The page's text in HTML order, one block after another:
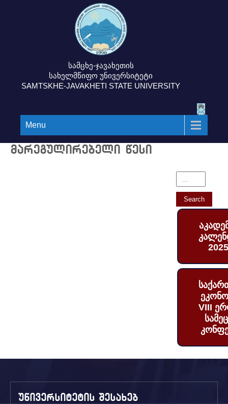
სამცხე-ჯავახეთის
სახელმწიფო უნივერსიტეტი
SAMTSKHE-JAVAKHETI STATE UNIVERSITY
Menu
მარეგულირებელი წესი
VIII
უნივერსიტეტის შესახებ